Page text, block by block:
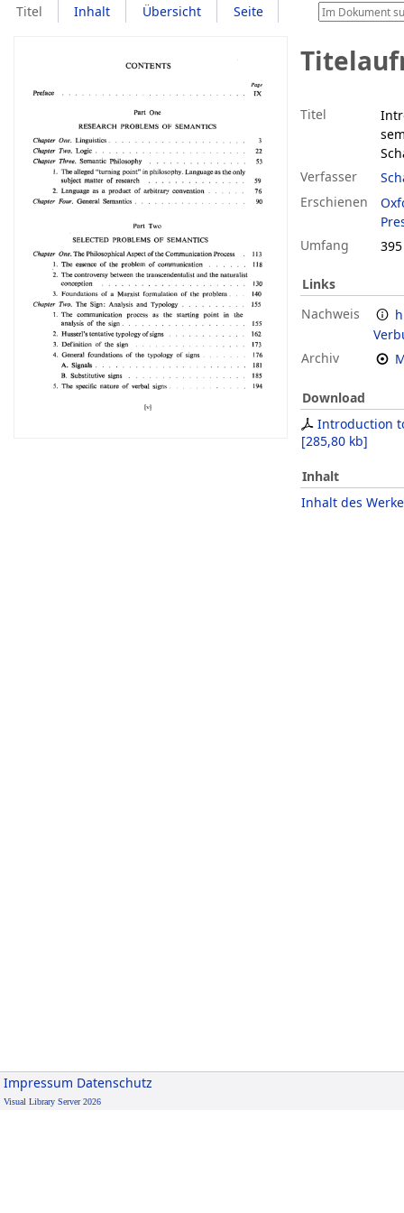
Titel Inhalt Übersicht Seite
Titel
Verfasser
Erschienen
Umfang
Links
Nachweis
Archiv
Download
Introduction
[285,80 kb]
Inhalt
Inhalt des
Impressum Datenschutz
Visual Library Server 2026